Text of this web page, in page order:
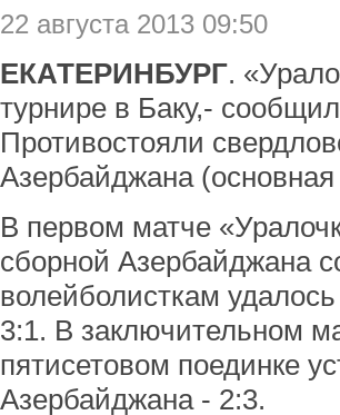
22 августа 2013 09:50
ЕКАТЕРИНБУРГ.
турнире в Баку,-
Противостояли
Азербайджана
В первом матче
сборной Азербайджана
волейболисткам
3:1. В заключительном
пятисетовом поединке
Азербайджана - 2:3.